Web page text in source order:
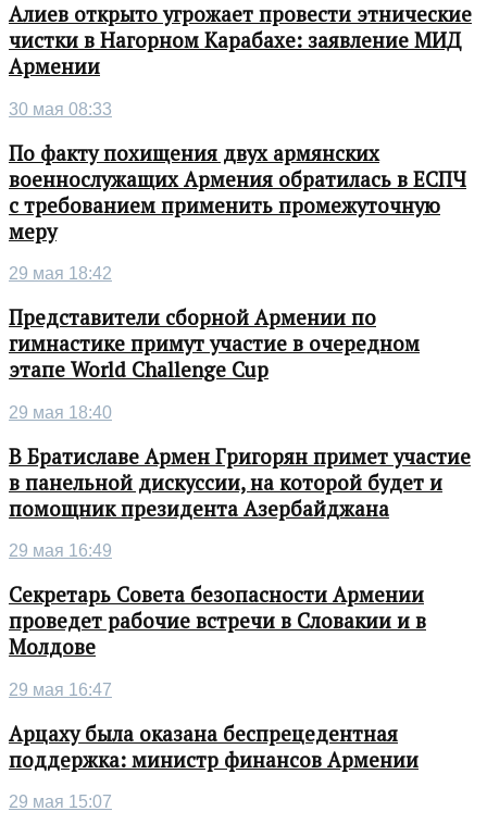
Алиев открыто угрожает провести этнические
чистки в Нагорном Карабахе: заявление МИД
Армении
30 мая 08:33
По факту похищения двух армянских
военнослужащих Армения обратилась в ЕСПЧ
с требованием применить промежуточную
меру
29 мая 18:42
Представители сборной Армении по
гимнастике примут участие в очередном
этапе World Challenge Cup
29 мая 18:40
В Братиславе Армен Григорян примет участие
в панельной дискуссии, на которой будет и
помощник президента Азербайджана
29 мая 16:49
Секретарь Совета безопасности Армении
проведет рабочие встречи в Словакии и в
Молдове
29 мая 16:47
Арцаху была оказана беспрецедентная
поддержка: министр финансов Армении
29 мая 15:07